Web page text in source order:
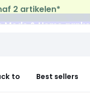
Mode & Home
to Best sellers